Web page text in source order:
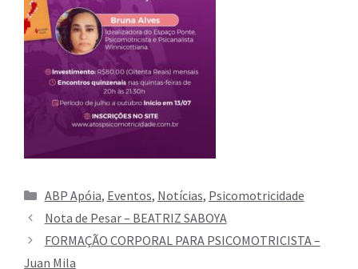
Categorias
ABP Apóia, Eventos, Notícias, Psicomotricidade
Nota de Pesar – BEATRIZ SABOYA
FORMAÇÃO CORPORAL PARA PSICOMOTRICISTA –
Juan Mila